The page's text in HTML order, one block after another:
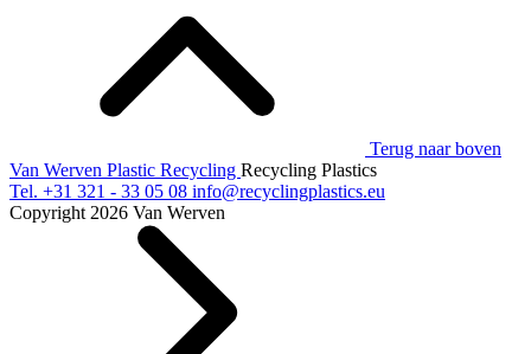
Terug naar boven
Van Werven Plastic Recycling Recycling Plastics
Tel. +31 321 - 33 05 08 info@recyclingplastics.eu
Copyright 2026 Van Werven